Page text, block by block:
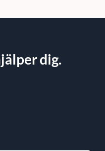
dig.